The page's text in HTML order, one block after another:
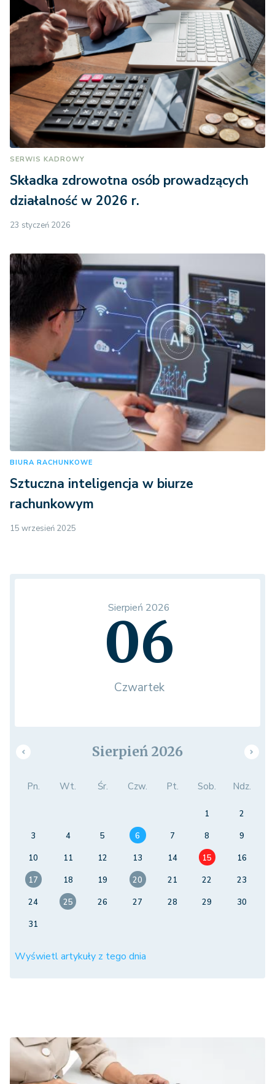
SERWIS KADROWY
Składka zdrowotna osób prowadzących
działalność w 2026 r.
23 styczeń 2026
BIURA RACHUNKOWE
Sztuczna inteligencja w biurze
rachunkowym
15 wrzesień 2025
Sierpień 2026
06
Czwartek
Sierpień 2026
Pn. Wt. Śr. Czw. Pt. Sob. Ndz.
1
2
3
4 5 6 7 8
9
10
11 12 13 14 15
16
17
18 19 20 21 22
23
24
25 26 27 28 29
30
31
Wyświetl artykuły z tego dnia